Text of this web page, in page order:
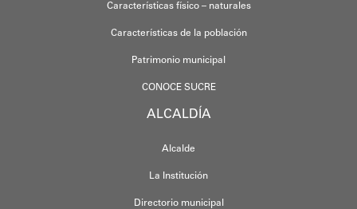
Características físico – naturales
Características de la población
Patrimonio municipal
CONOCE SUCRE
ALCALDÍA
Alcalde
La Institución
Directorio municipal